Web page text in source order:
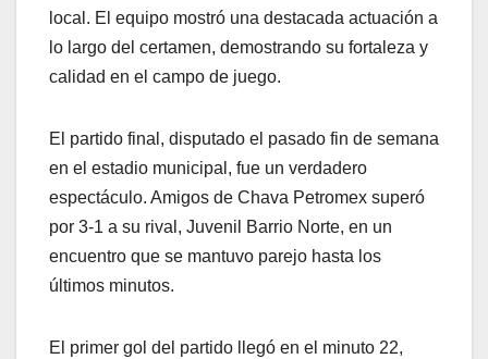
local. El equipo mostró una destacada actuación a
lo largo del certamen, demostrando su fortaleza y
calidad en el campo de juego.
El partido final, disputado el pasado fin de semana
en el estadio municipal, fue un verdadero
espectáculo. Amigos de Chava Petromex superó
por 3-1 a su rival, Juvenil Barrio Norte, en un
encuentro que se mantuvo parejo hasta los
últimos minutos.
El primer gol del partido llegó en el minuto 22,